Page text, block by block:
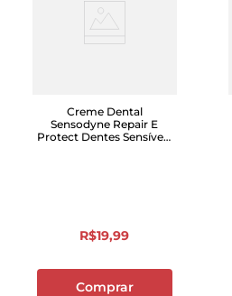
Creme Dental
Sensodyne Repair E
Protect Dentes Sensíveis
R$19,99
Comprar